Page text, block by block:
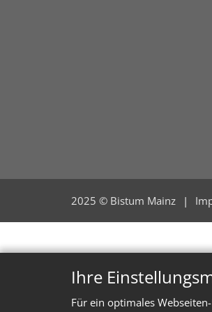
Ihre
Für ein optimales
2025 © Bistum Mainz